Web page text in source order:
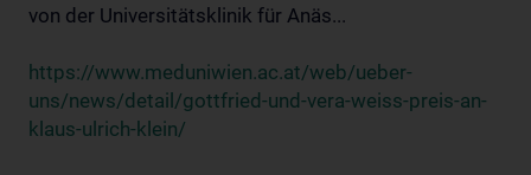
von der Universitätsklinik für Anäs...
https://www.meduniwien.ac.at/web/ueber-
uns/news/detail/gottfried-und-vera-weiss-preis-an-
klaus-ulrich-klein/